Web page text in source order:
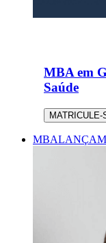
MBA em
Saúde
MATRICULE-
MBA